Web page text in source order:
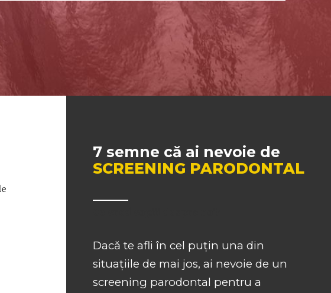
7 semne că ai nevoie de
SCREENING PARODONTAL
Dacă te afli în cel puțin una din
situațiile de mai jos, ai nevoie de un
screening parodontal pentru a